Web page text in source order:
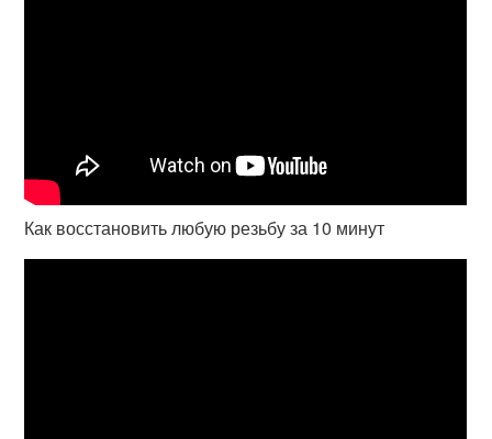
Как восстановить любую резьбу за 10 минут